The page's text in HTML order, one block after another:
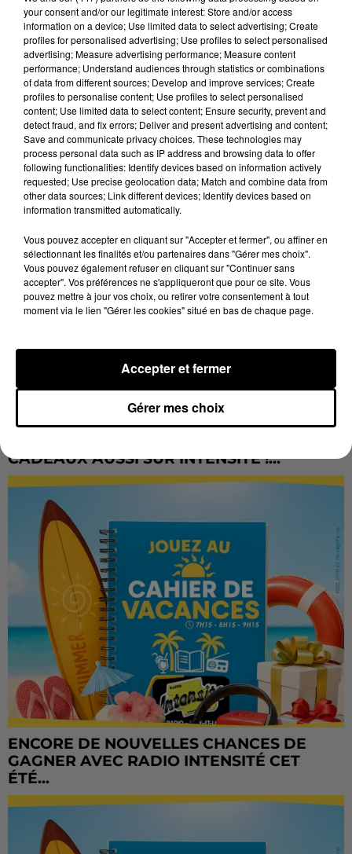
Stars'Terre 2026 : Philippe Palmieri dévoile
les ambitions d'un...
À quelques semaines de la première édition de
Stars'Terre, organisée du 18 au 20 septembre 2026 au
Château de Courtalain, Philippe Palmieri, président...
LES JEUX Voir plus
CADEAUX AUSSI SUR INTENSITÉ !...
ENCORE DE NOUVELLES CHANCES DE
GAGNER AVEC RADIO INTENSITÉ CET
ÉTÉ...
your consent and/or our legitimate interest: Store and/or access
information on a device; Use limited data to select advertising; Create
profiles for personalised advertising; Use profiles to select personalised
advertising; Measure advertising performance; Measure content
performance; Understand audiences through statistics or combinations
of data from different sources; Develop and improve services; Create
profiles to personalise content; Use profiles to select personalised
content; Use limited data to select content; Ensure security, prevent and
detect fraud, and fix errors; Deliver and present advertising and content;
Save and communicate privacy choices. These technologies may
process personal data such as IP address and browsing data to offer
following functionalities: Identify devices based on information actively
requested; Use precise geolocation data; Match and combine data from
other data sources; Link different devices; Identify devices based on
information transmitted automatically.
Vous pouvez accepter en cliquant sur "Accepter et fermer", ou affiner en
sélectionnant les finalités et/ou partenaires dans "Gérer mes choix".
Vous pouvez également refuser en cliquant sur "Continuer sans
accepter". Vos préférences ne s'appliqueront que pour ce site. Vous
pouvez mettre à jour vos choix, ou retirer votre consentement à tout
moment via le lien "Gérer les cookies" situé en bas de chaque page.
Gérer mes choix
Accepter et fermer